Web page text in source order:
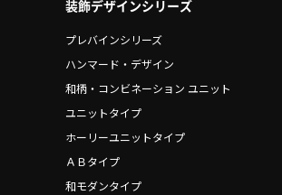
装飾デザインシリーズ
プレバインシリーズ
ハンマード・デザイン
和柄・コンビネーション ユニット
ユニットタイプ
ホーリーユニットタイプ
ＡＢタイプ
和モダンタイプ